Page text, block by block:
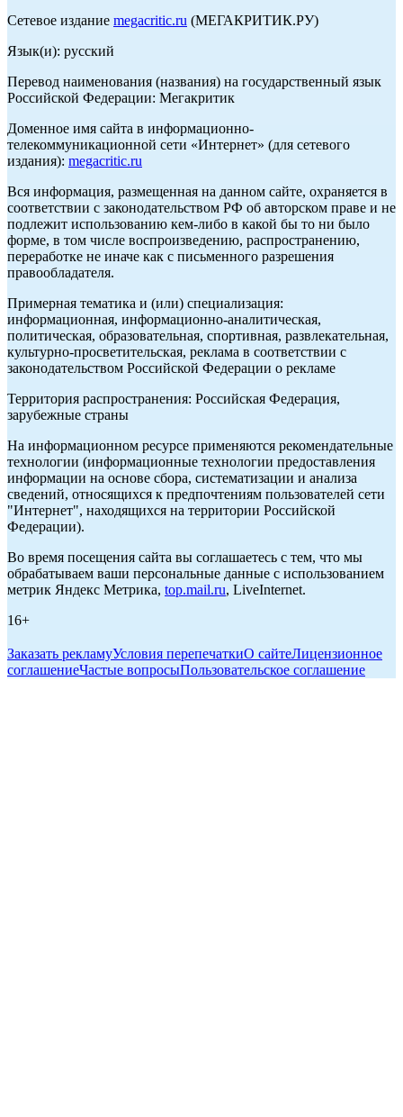
Сетевое издание megacritic.ru (МЕГАКРИТИК.РУ)
Язык(и): русский
Перевод наименования (названия) на государственный язык
Российской Федерации: Мегакритик
Доменное имя сайта в информационно-
телекоммуникационной сети «Интернет» (для сетевого
издания): megacritic.ru
Вся информация, размещенная на данном сайте, охраняется в
соответствии с законодательством РФ об авторском праве и не
подлежит использованию кем-либо в какой бы то ни было
форме, в том числе воспроизведению, распространению,
переработке не иначе как с письменного разрешения
правообладателя.
Примерная тематика и (или) специализация:
информационная, информационно-аналитическая,
политическая, образовательная, спортивная, развлекательная,
культурно-просветительская, реклама в соответствии с
законодательством Российской Федерации о рекламе
Территория распространения: Российская Федерация,
зарубежные страны
На информационном ресурсе применяются рекомендательные
технологии (информационные технологии предоставления
информации на основе сбора, систематизации и анализа
сведений, относящихся к предпочтениям пользователей сети
"Интернет", находящихся на территории Российской
Федерации).
Во время посещения сайта вы соглашаетесь с тем, что мы
обрабатываем ваши персональные данные с использованием
метрик Яндекс Метрика, top.mail.ru, LiveInternet.
16+
Заказать рекламуУсловия перепечаткиО сайтеЛицензионное
соглашениеЧастые вопросыПользовательское соглашение